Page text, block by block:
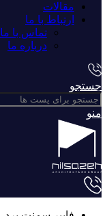
مقالات
ارتباط با ما
تماس با ما
درباره ما
جستجو
منو